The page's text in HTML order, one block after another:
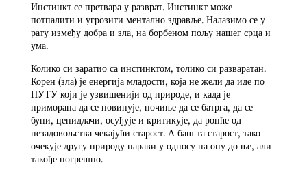
Инстинкт се претвара у разврат. Инстинкт може
потпалити и угрозити ментално здравље. Налазимо се у
рату између добра и зла, на борбеном пољу нашег срца и
ума.
Колико си заратио са инстинктом, толико си разваратан.
Корен (зла) је енергија младости, која не жели да иде по
ПУТУ који је узвишенији од природе, и када је
приморана да се повинује, почиње да се батрга, да се
буни, цепидлачи, осуђује и критикује, да ропће од
незадовољства чекајући старост. А баш та старост, тако
очекује другу природу нарави у односу на ону до ње, али
такође погрешно.